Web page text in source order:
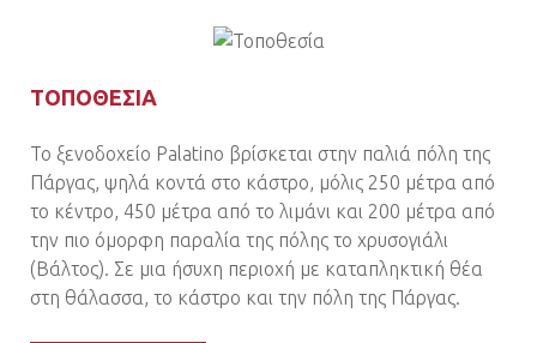
ΤΟΠΟΘΕΣΙΑ
Το ξενοδοχείο Palatino βρίσκεται στην παλιά πόλη της
Πάργας, ψηλά κοντά στο κάστρο, μόλις 250 μέτρα από
το κέντρο, 450 μέτρα από το λιμάνι και 200 μέτρα από
την πιο όμορφη παραλία της πόλης το χρυσογιάλι
(Βάλτος). Σε μια ήσυχη περιοχή με καταπληκτική θέα
στη θάλασσα, το κάστρο και την πόλη της Πάργας.